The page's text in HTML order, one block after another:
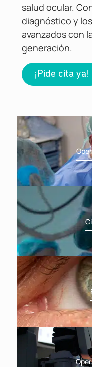
salud ocular.
diagnóstico y
avanzados con
generación.
¡Pide cita ya!